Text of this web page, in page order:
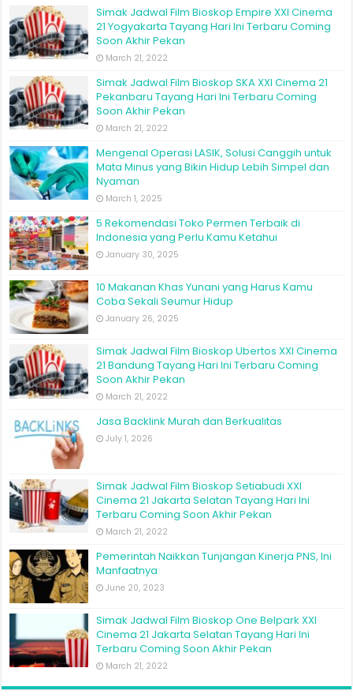
Simak Jadwal Film Bioskop Empire XXI Cinema
21 Yogyakarta Tayang Hari Ini Terbaru Coming
Soon Akhir Pekan
March 21, 2022
Simak Jadwal Film Bioskop SKA XXI Cinema 21
Pekanbaru Tayang Hari Ini Terbaru Coming
Soon Akhir Pekan
March 21, 2022
Mengenal Operasi LASIK, Solusi Canggih untuk
Mata Minus yang Bikin Hidup Lebih Simpel dan
Nyaman
March 1, 2025
5 Rekomendasi Toko Permen Terbaik di
Indonesia yang Perlu Kamu Ketahui
January 30, 2025
10 Makanan Khas Yunani yang Harus Kamu
Coba Sekali Seumur Hidup
January 26, 2025
Simak Jadwal Film Bioskop Ubertos XXI Cinema
21 Bandung Tayang Hari Ini Terbaru Coming
Soon Akhir Pekan
March 21, 2022
Jasa Backlink Murah dan Berkualitas
July 1, 2026
Simak Jadwal Film Bioskop Setiabudi XXI
Cinema 21 Jakarta Selatan Tayang Hari Ini
Terbaru Coming Soon Akhir Pekan
March 21, 2022
Pemerintah Naikkan Tunjangan Kinerja PNS, Ini
Manfaatnya
June 20, 2023
Simak Jadwal Film Bioskop One Belpark XXI
Cinema 21 Jakarta Selatan Tayang Hari Ini
Terbaru Coming Soon Akhir Pekan
March 21, 2022